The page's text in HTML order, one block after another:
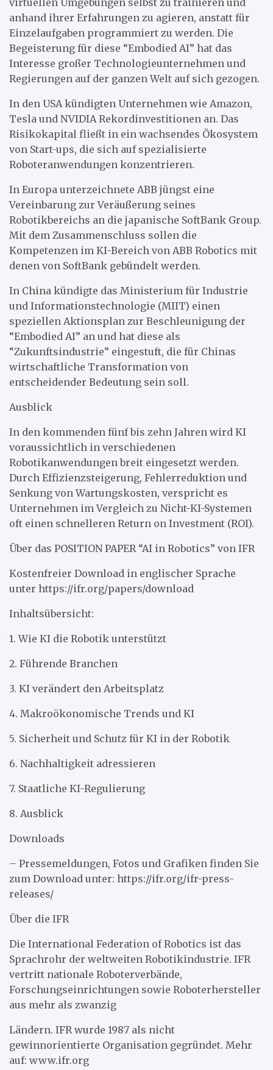
anhand ihrer Erfahrungen zu agieren, anstatt für
Einzelaufgaben programmiert zu werden. Die
Begeisterung für diese “Embodied AI” hat das
Interesse großer Technologieunternehmen und
Regierungen auf der ganzen Welt auf sich gezogen.
In den USA kündigten Unternehmen wie Amazon,
Tesla und NVIDIA Rekordinvestitionen an. Das
Risikokapital fließt in ein wachsendes Ökosystem
von Start-ups, die sich auf spezialisierte
Roboteranwendungen konzentrieren.
In Europa unterzeichnete ABB jüngst eine
Vereinbarung zur Veräußerung seines
Robotikbereichs an die japanische SoftBank Group.
Mit dem Zusammenschluss sollen die
Kompetenzen im KI-Bereich von ABB Robotics mit
denen von SoftBank gebündelt werden.
In China kündigte das Ministerium für Industrie
und Informationstechnologie (MIIT) einen
speziellen Aktionsplan zur Beschleunigung der
“Embodied AI” an und hat diese als
“Zukunftsindustrie” eingestuft, die für Chinas
wirtschaftliche Transformation von
entscheidender Bedeutung sein soll.
Ausblick
In den kommenden fünf bis zehn Jahren wird KI
voraussichtlich in verschiedenen
Robotikanwendungen breit eingesetzt werden.
Durch Effizienzsteigerung, Fehlerreduktion und
Senkung von Wartungskosten, verspricht es
Unternehmen im Vergleich zu Nicht-KI-Systemen
oft einen schnelleren Return on Investment (ROI).
Über das POSITION PAPER “AI in Robotics” von IFR
Kostenfreier Download in englischer Sprache
unter https://ifr.org/papers/download
Inhaltsübersicht:
1. Wie KI die Robotik unterstützt
2. Führende Branchen
3. KI verändert den Arbeitsplatz
4. Makroökonomische Trends und KI
5. Sicherheit und Schutz für KI in der Robotik
6. Nachhaltigkeit adressieren
7. Staatliche KI-Regulierung
8. Ausblick
Downloads
– Pressemeldungen, Fotos und Grafiken finden Sie
zum Download unter: https://ifr.org/ifr-press-
releases/
Über die IFR
Die International Federation of Robotics ist das
Sprachrohr der weltweiten Robotikindustrie. IFR
vertritt nationale Roboterverbände,
Forschungseinrichtungen sowie Roboterhersteller
aus mehr als zwanzig
Ländern. IFR wurde 1987 als nicht
gewinnorientierte Organisation gegründet. Mehr
auf: www.ifr.org